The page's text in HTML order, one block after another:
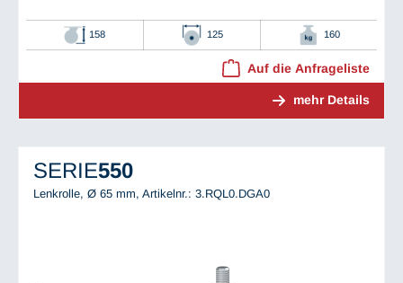
158 125 160
Auf die Anfrageliste
mehr Details
SERIE550
Lenkrolle, Ø 65 mm, Artikelnr.: 3.RQL0.DGA0